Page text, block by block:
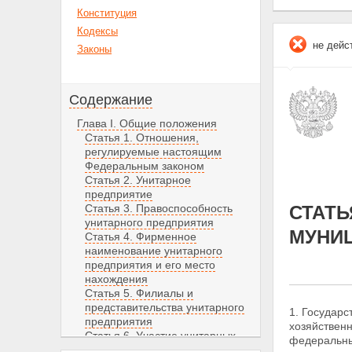
Конституция
Кодексы
Законы
Содержание
Глава I. Общие положения
Статья 1. Отношения,
регулируемые настоящим
Федеральным законом
Статья 2. Унитарное
предприятие
Статья 3. Правоспособность
унитарного предприятия
Статья 4. Фирменное
наименование унитарного
предприятия и его место
нахождения
Статья 5. Филиалы и
представительства унитарного
предприятия
Статья 6. Участие унитарных
не
1.